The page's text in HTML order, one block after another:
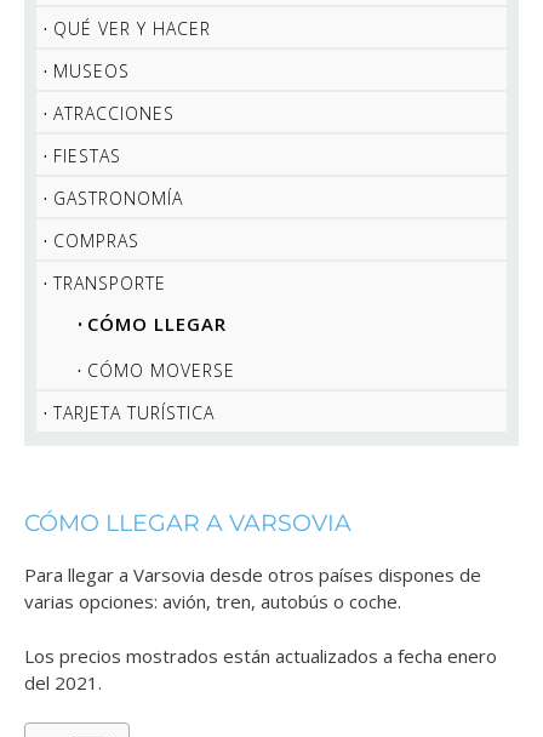
QUÉ VER Y HACER
MUSEOS
ATRACCIONES
FIESTAS
GASTRONOMÍA
COMPRAS
TRANSPORTE
CÓMO LLEGAR
CÓMO MOVERSE
TARJETA TURÍSTICA
CÓMO LLEGAR A VARSOVIA
Para llegar a Varsovia desde otros países dispones de
varias opciones: avión, tren, autobús o coche.
Los precios mostrados están actualizados a fecha enero
del 2021.